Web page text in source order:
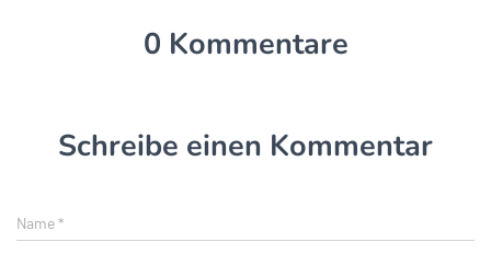
0 Kommentare
Schreibe einen Kommentar
Name*